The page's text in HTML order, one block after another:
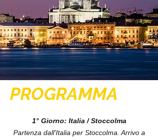
PROGRAMMA
1° Giorno: Italia / Stoccolma
Partenza dall'Italia per Stoccolma. Arrivo a